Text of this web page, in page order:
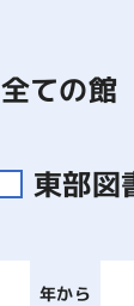
全ての館
東部図
年から